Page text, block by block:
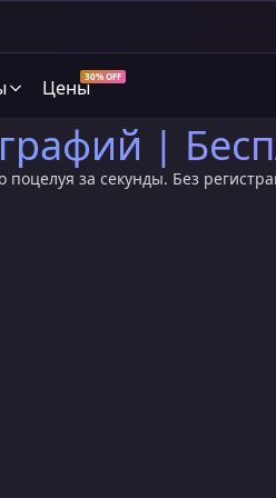
Цены30% OFF
|
за секунды. Без